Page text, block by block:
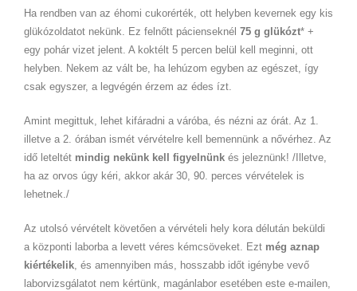
Ha rendben van az éhomi cukorérték, ott helyben kevernek egy kis
glükózoldatot nekünk. Ez felnőtt pácienseknél 75 g glükózt* +
egy pohár vizet jelent. A koktélt 5 percen belül kell meginni, ott
helyben. Nekem az vált be, ha lehúzom egyben az egészet, így
csak egyszer, a legvégén érzem az édes ízt.
Amint megittuk, lehet kifáradni a váróba, és nézni az órát. Az 1.
illetve a 2. órában ismét vérvételre kell bemennünk a nővérhez. Az
idő leteltét mindig nekünk kell figyelnünkés jeleznünk! /Illetve,
ha az orvos úgy kéri, akkor akár 30, 90. perces vérvételek is
lehetnek./
Az utolsó vérvételt követően a vérvételi hely kora délután beküldi
a központi laborba a levett véres kémcsöveket. Ezt még aznap
kiértékelik, és amennyiben más, hosszabb időt igénybe vevő
laborvizsgálatot nem kértünk, magánlabor esetében este e-mailen,